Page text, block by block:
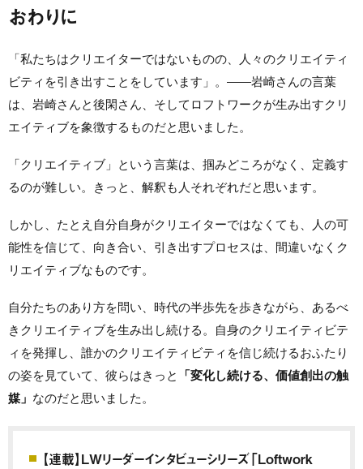
おわりに
「私たちはクリエイターではないものの、人々のクリエイティ
ビティを引き出すことをしています」。——岩崎さんの言葉
は、岩崎さんと後閑さん、そしてロフトワークが生み出すクリ
エイティブを象徴するものだと思いました。
「クリエイティブ」という言葉は、掴みどころがなく、定義す
るのが難しい。きっと、解釈も人それぞれだと思います。
しかし、たとえ自分自身がクリエイターではなくても、人の可
能性を信じて、向き合い、引き出すプロセスは、間違いなくク
リエイティブなものです。
自分たちのあり方を問い、時代の半歩先を歩きながら、あるべ
きクリエイティブを生み出し続ける。自身のクリエイティビテ
ィを発揮し、誰かのクリエイティビティを信じ続けるおふたり
の姿を見ていて、彼らはきっと
「変化し続ける、価値創出の触
媒」 なのだと思いました。
【連載】LWリーダーインタビューシリーズ「Loftwork